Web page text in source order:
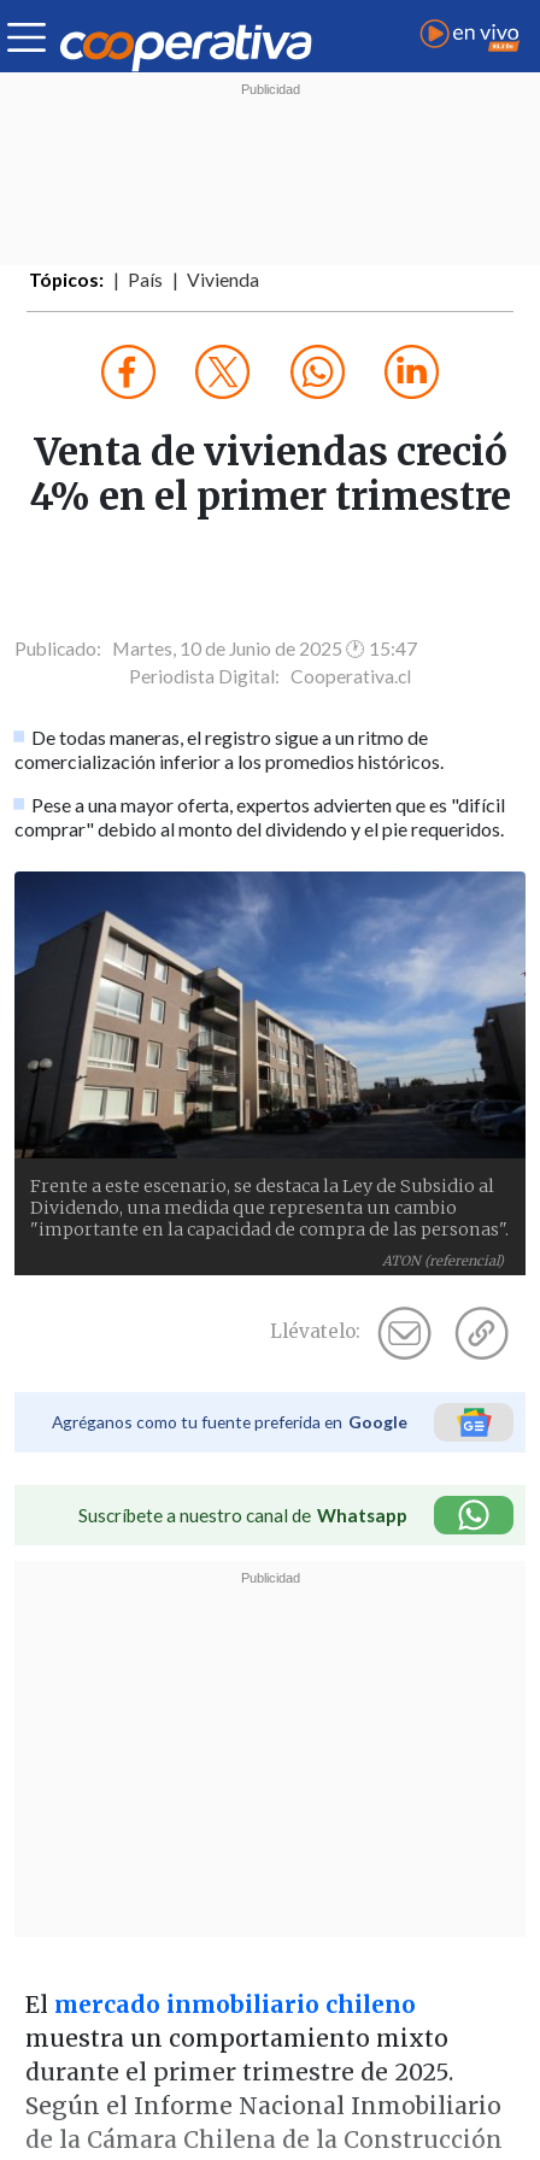
Tópicos: País Vivienda
Venta de viviendas creció
4% en el primer trimestre
Publicado: Martes, 10 de Junio de 2025 🕐 15:47
Periodista Digital: Cooperativa.cl
De todas maneras, el registro sigue a un ritmo de
comercialización inferior a los promedios históricos.
Pese a una mayor oferta, expertos advierten que es "difícil
comprar" debido al monto del dividendo y el pie requeridos.
ATON (referencial)
Frente a este escenario, se destaca la Ley de Subsidio al
Dividendo, una medida que representa un cambio
"importante en la capacidad de compra de las personas".
Llévatelo:
Agréganos como tu fuente preferida en Google
Suscríbete a nuestro canal de Whatsapp
El mercado inmobiliario chileno
muestra un comportamiento mixto
durante el primer trimestre de 2025.
Según el Informe Nacional Inmobiliario
de la Cámara Chilena de la Construcción